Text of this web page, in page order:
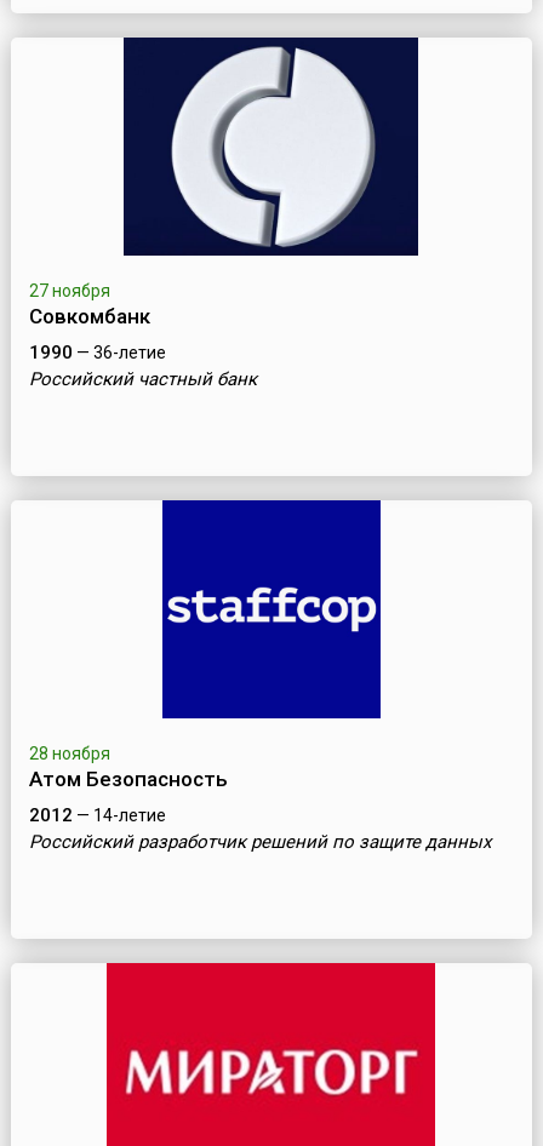
27 ноября
Совкомбанк
1990 — 36-летие
Российский частный банк
28 ноября
Атом Безопасность
2012 — 14-летие
Российский разработчик решений по защите данных